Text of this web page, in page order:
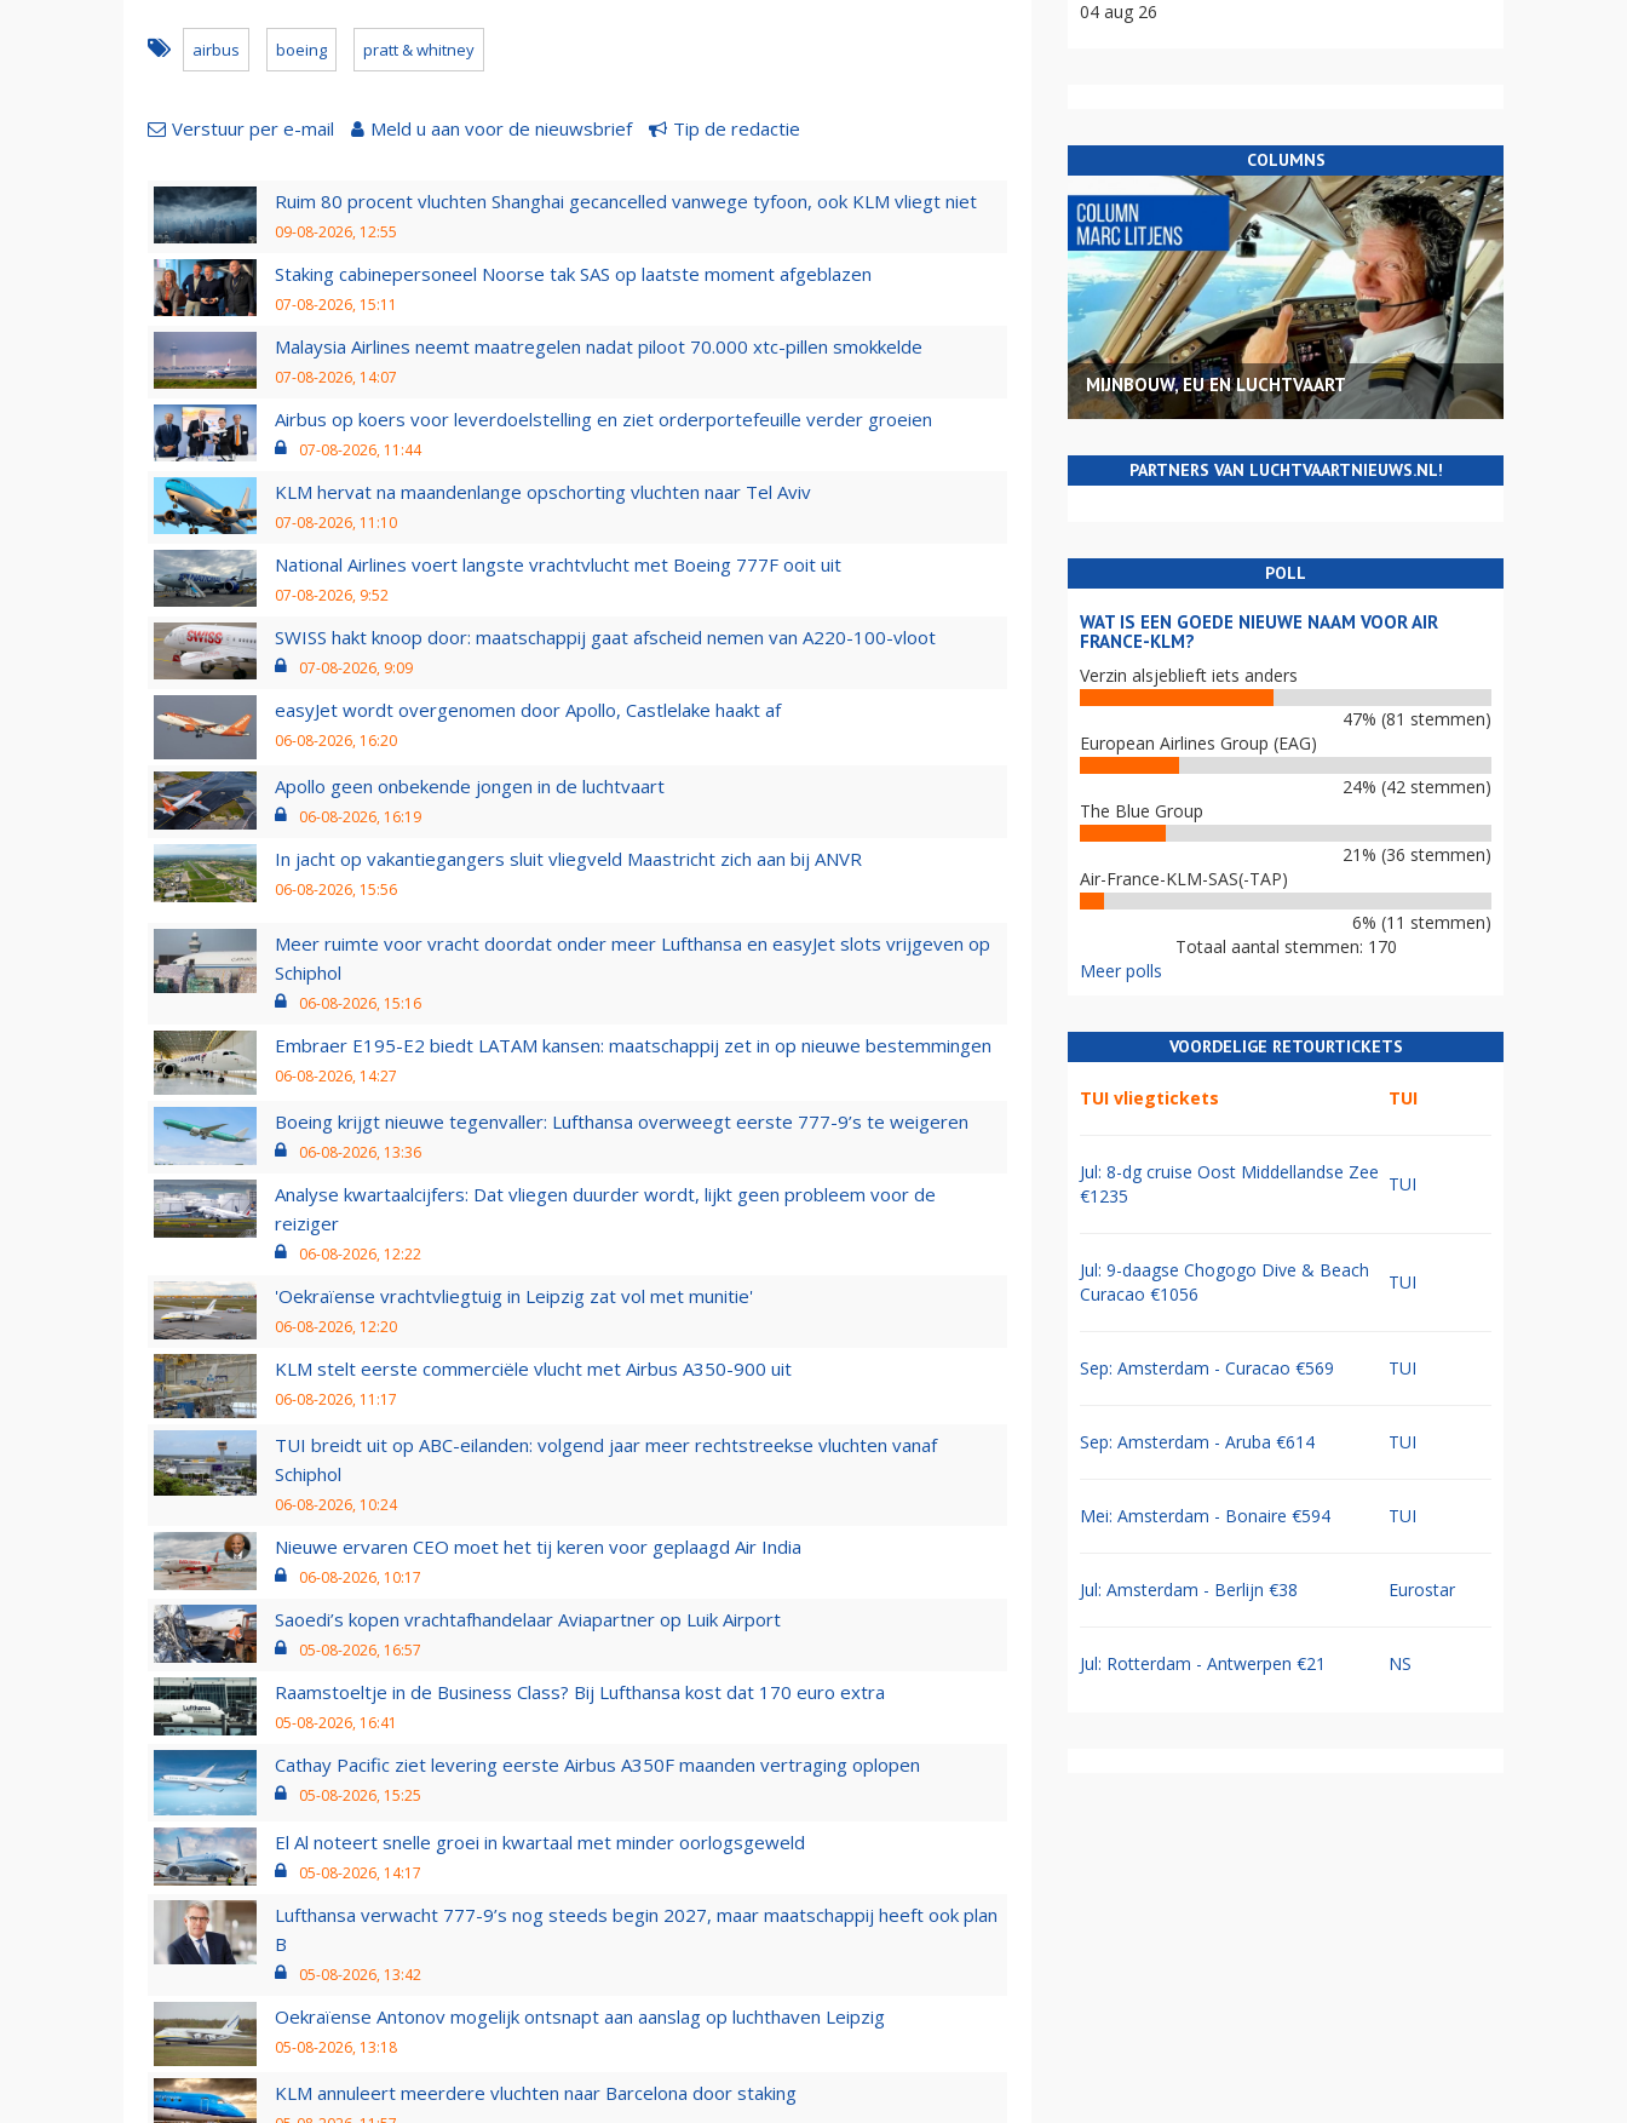
airbus boeing pratt & whitney
Verstuur per e-mail Meld u aan voor de nieuwsbrief Tip de redactie
Ruim 80 procent vluchten Shanghai gecancelled vanwege tyfoon, ook KLM vliegt niet
09-08-2026, 12:55
Staking cabinepersoneel Noorse tak SAS op laatste moment afgeblazen
07-08-2026, 15:11
Malaysia Airlines neemt maatregelen nadat piloot 70.000 xtc-pillen smokkelde
07-08-2026, 14:07
Airbus op koers voor leverdoelstelling en ziet orderportefeuille verder groeien
07-08-2026, 11:44
KLM hervat na maandenlange opschorting vluchten naar Tel Aviv
07-08-2026, 11:10
National Airlines voert langste vrachtvlucht met Boeing 777F ooit uit
07-08-2026, 9:52
SWISS hakt knoop door: maatschappij gaat afscheid nemen van A220-100-vloot
07-08-2026, 9:09
easyJet wordt overgenomen door Apollo, Castlelake haakt af
06-08-2026, 16:20
Apollo geen onbekende jongen in de luchtvaart
06-08-2026, 16:19
In jacht op vakantiegangers sluit vliegveld Maastricht zich aan bij ANVR
06-08-2026, 15:56
Meer ruimte voor vracht doordat onder meer Lufthansa en easyJet slots vrijgeven op
Schiphol
06-08-2026, 15:16
Embraer E195-E2 biedt LATAM kansen: maatschappij zet in op nieuwe bestemmingen
06-08-2026, 14:27
Boeing krijgt nieuwe tegenvaller: Lufthansa overweegt eerste 777-9’s te weigeren
06-08-2026, 13:36
Analyse kwartaalcijfers: Dat vliegen duurder wordt, lijkt geen probleem voor de
reiziger
06-08-2026, 12:22
'Oekraïense vrachtvliegtuig in Leipzig zat vol met munitie'
06-08-2026, 12:20
KLM stelt eerste commerciële vlucht met Airbus A350-900 uit
06-08-2026, 11:17
TUI breidt uit op ABC-eilanden: volgend jaar meer rechtstreekse vluchten vanaf
Schiphol
06-08-2026, 10:24
Nieuwe ervaren CEO moet het tij keren voor geplaagd Air India
06-08-2026, 10:17
Saoedi’s kopen vrachtafhandelaar Aviapartner op Luik Airport
05-08-2026, 16:57
Raamstoeltje in de Business Class? Bij Lufthansa kost dat 170 euro extra
05-08-2026, 16:41
Cathay Pacific ziet levering eerste Airbus A350F maanden vertraging oplopen
05-08-2026, 15:25
El Al noteert snelle groei in kwartaal met minder oorlogsgeweld
05-08-2026, 14:17
Lufthansa verwacht 777-9’s nog steeds begin 2027, maar maatschappij heeft ook plan
B
05-08-2026, 13:42
Oekraïense Antonov mogelijk ontsnapt aan aanslag op luchthaven Leipzig
05-08-2026, 13:18
KLM annuleert meerdere vluchten naar Barcelona door staking
04 aug 26
COLUMNS
MIJNBOUW, EU EN LUCHTVAART
PARTNERS VAN LUCHTVAARTNIEUWS.NL!
POLL
WAT IS EEN GOEDE NIEUWE NAAM VOOR AIR
FRANCE-KLM?
Verzin alsjeblieft iets anders
47% (81 stemmen)
European Airlines Group (EAG)
24% (42 stemmen)
The Blue Group
21% (36 stemmen)
Air-France-KLM-SAS(-TAP)
6% (11 stemmen)
Totaal aantal stemmen: 170
Meer polls
VOORDELIGE RETOURTICKETS
TUI vliegtickets TUI
Jul: 8-dg cruise Oost Middellandse Zee
€1235
TUI
Jul: 9-daagse Chogogo Dive & Beach
Curacao €1056
TUI
Sep: Amsterdam - Curacao €569 TUI
Sep: Amsterdam - Aruba €614 TUI
Mei: Amsterdam - Bonaire €594 TUI
Jul: Amsterdam - Berlijn €38 Eurostar
Jul: Rotterdam - Antwerpen €21 NS